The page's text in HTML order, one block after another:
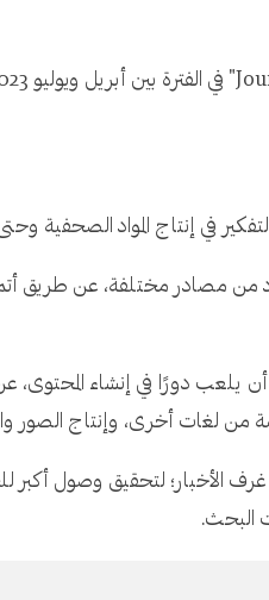
في إنتاج المواد الصحفية
من مصادر مختلفة، عن طريق
يلعب دورًا في إنشاء
غرف الأخبار؛ لتحقيق وصول
البحث.